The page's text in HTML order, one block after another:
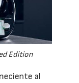
Edition
al